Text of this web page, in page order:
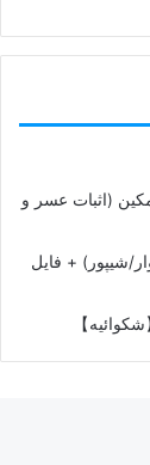
(اثبات عسر و
شیپور) + فایل
】